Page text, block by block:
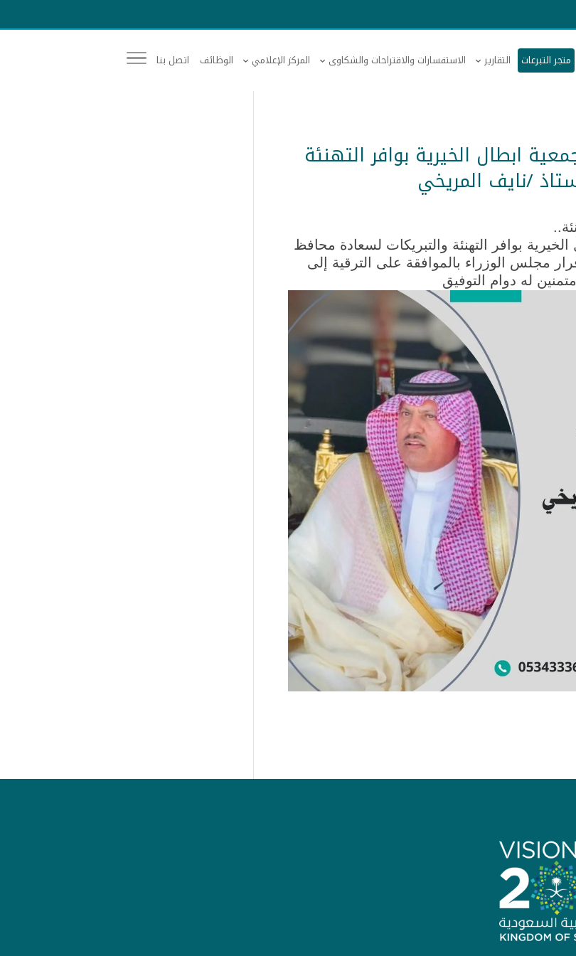
متجر التبرعات التقارير الاستفسارات والاقتراحات والشكاوى المركز الإعلامي الوظائف اتصل بنا
ابطال الخيرية بوافر التهنئة
/نايف المريخي
بوافر التهنئة والتبريكات لسعادة محافظ
مجلس الوزراء بالموافقة على الترقية إلى
له دوام التوفيق